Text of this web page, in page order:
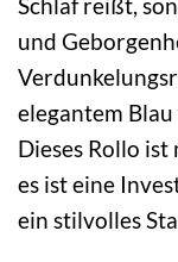
und
elegantem
Dieses Rollo ist
es ist eine
ein stilvolles